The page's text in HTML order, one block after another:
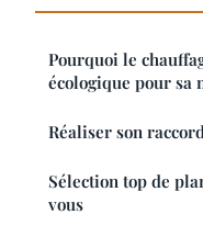
Pourquoi le
écologique pour sa
Réaliser son
Sélection top de
vous